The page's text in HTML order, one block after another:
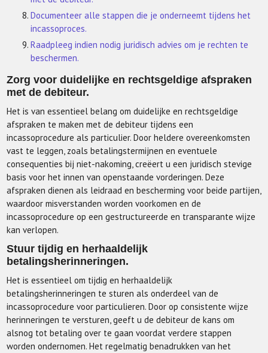
Documenteer alle stappen die je onderneemt tijdens het
incassoproces.
Raadpleeg indien nodig juridisch advies om je rechten te
beschermen.
Zorg voor duidelijke en rechtsgeldige afspraken
met de debiteur.
Het is van essentieel belang om duidelijke en rechtsgeldige
afspraken te maken met de debiteur tijdens een
incassoprocedure als particulier. Door heldere overeenkomsten
vast te leggen, zoals betalingstermijnen en eventuele
consequenties bij niet-nakoming, creëert u een juridisch stevige
basis voor het innen van openstaande vorderingen. Deze
afspraken dienen als leidraad en bescherming voor beide partijen,
waardoor misverstanden worden voorkomen en de
incassoprocedure op een gestructureerde en transparante wijze
kan verlopen.
Stuur tijdig en herhaaldelijk
betalingsherinneringen.
Het is essentieel om tijdig en herhaaldelijk
betalingsherinneringen te sturen als onderdeel van de
incassoprocedure voor particulieren. Door op consistente wijze
herinneringen te versturen, geeft u de debiteur de kans om
alsnog tot betaling over te gaan voordat verdere stappen
worden ondernomen. Het regelmatig benadrukken van het